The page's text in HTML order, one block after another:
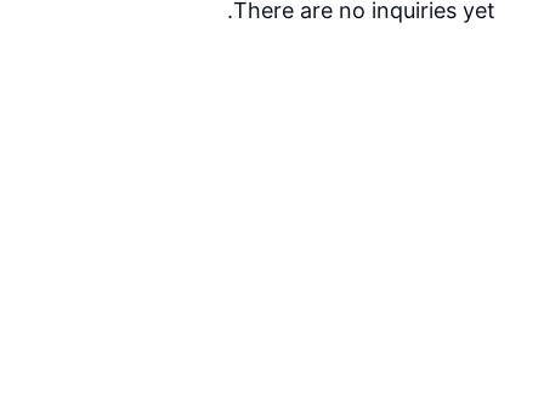
There are no inquiries yet.